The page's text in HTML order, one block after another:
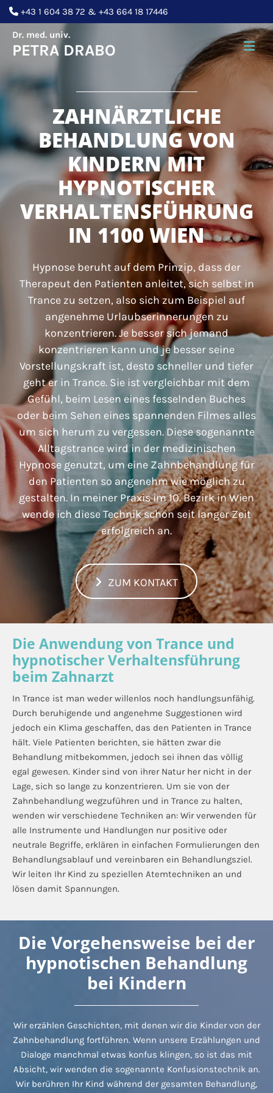
 +43 1 604 38 72 & +43 664 18 17446
Dr. med. univ.
PETRA DRABO
ZAHNÄRZTLICHE
BEHANDLUNG VON
KINDERN MIT
HYPNOTISCHER
VERHALTENSFÜHRUNG
IN 1100 WIEN
Hypnose beruht auf dem Prinzip, dass der
Therapeut den Patienten anleitet, sich selbst in
Trance zu setzen, also sich zum Beispiel auf
angenehme Urlaubserinnerungen zu
konzentrieren. Je besser sich jemand
konzentrieren kann und je besser seine
Vorstellungskraft ist, desto schneller und tiefer
geht er in Trance. Sie ist vergleichbar mit dem
Gefühl, beim Lesen eines fesselnden Buches
oder beim Sehen eines spannenden Filmes alles
um sich herum zu vergessen. Diese sogenannte
Alltagstrance wird in der medizinischen
Hypnose genutzt, um eine Zahnbehandlung für
den Patienten so angenehm wie möglich zu
gestalten. In meiner Praxis im 10. Bezirk in Wien
wende ich diese Technik schon seit langer Zeit
erfolgreich an.
ZUM KONTAKT
Die Anwendung von Trance und
hypnotischer Verhaltensführung
beim Zahnarzt
In Trance ist man weder willenlos noch handlungsunfähig.
Durch beruhigende und angenehme Suggestionen wird
jedoch ein Klima geschaffen, das den Patienten in Trance
hält. Viele Patienten berichten, sie hätten zwar die
Behandlung mitbekommen, jedoch sei ihnen das völlig
egal gewesen. Kinder sind von ihrer Natur her nicht in der
Lage, sich so lange zu konzentrieren. Um sie von der
Zahnbehandlung wegzuführen und in Trance zu halten,
wenden wir verschiedene Techniken an: Wir verwenden für
alle Instrumente und Handlungen nur positive oder
neutrale Begriffe, erklären in einfachen Formulierungen den
Behandlungsablauf und vereinbaren ein Behandlungsziel.
Wir leiten Ihr Kind zu speziellen Atemtechniken an und
lösen damit Spannungen.
Die Vorgehensweise bei der
hypnotischen Behandlung
bei Kindern
Wir erzählen Geschichten, mit denen wir die Kinder von der
Zahnbehandlung fortführen. Wenn unsere Erzählungen und
Dialoge manchmal etwas konfus klingen, so ist das mit
Absicht, wir wenden die sogenannte Konfusionstechnik an.
Wir berühren Ihr Kind während der gesamten Behandlung,